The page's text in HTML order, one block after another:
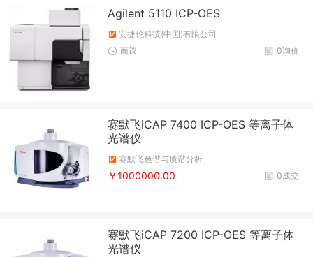
Agilent 5110 ICP-OES
安捷伦科技(中国)有限公司
0询价
面议
赛默飞iCAP 7400 ICP-OES 等离子体
光谱仪
赛默飞色谱与质谱分析
0成交
￥1000000.00
赛默飞iCAP 7200 ICP-OES 等离子体
光谱仪